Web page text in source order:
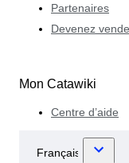
Partenaires
Devenez
Mon Catawiki
Centre d’aide